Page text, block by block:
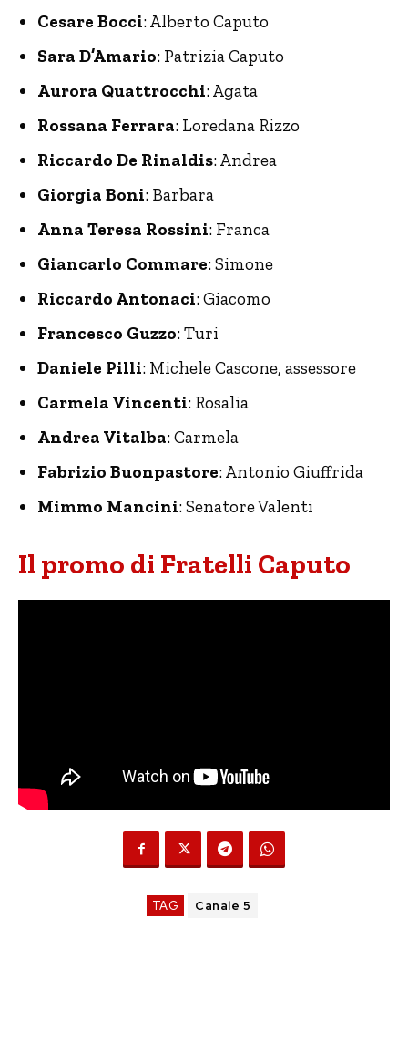
Cesare Bocci: Alberto Caputo
Sara D’Amario: Patrizia Caputo
Aurora Quattrocchi: Agata
Rossana Ferrara: Loredana Rizzo
Riccardo De Rinaldis: Andrea
Giorgia Boni: Barbara
Anna Teresa Rossini: Franca
Giancarlo Commare: Simone
Riccardo Antonaci: Giacomo
Francesco Guzzo: Turi
Daniele Pilli: Michele Cascone, assessore
Carmela Vincenti: Rosalia
Andrea Vitalba: Carmela
Fabrizio Buonpastore: Antonio Giuffrida
Mimmo Mancini: Senatore Valenti
Il promo di Fratelli Caputo
TAG Canale 5